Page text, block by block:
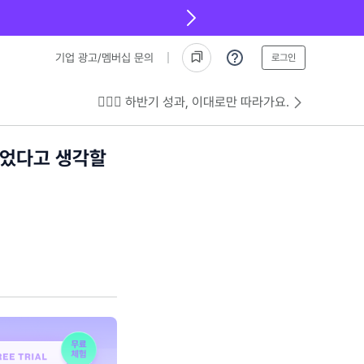
기업 광고/멤버십 문의 로그인
💁🏻‍♂️ 하반기 성과, 이대로만 따라가요.
다고 생각할